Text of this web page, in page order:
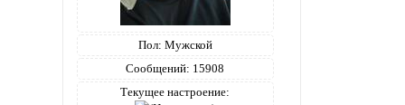
Пол: Мужской
Сообщений: 15908
Текущее настроение: